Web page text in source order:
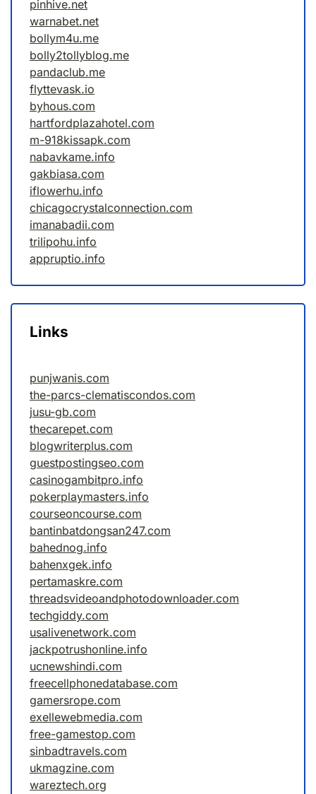
pinhive.net
warnabet.net
bollym4u.me
bolly2tollyblog.me
pandaclub.me
flyttevask.io
byhous.com
hartfordplazahotel.com
m-918kissapk.com
nabavkame.info
gakbiasa.com
iflowerhu.info
chicagocrystalconnection.com
imanabadii.com
trilipohu.info
appruptio.info
Links
punjwanis.com
the-parcs-clematiscondos.com
jusu-gb.com
thecarepet.com
blogwriterplus.com
guestpostingseo.com
casinogambitpro.info
pokerplaymasters.info
courseoncourse.com
bantinbatdongsan247.com
bahednog.info
bahenxgek.info
pertamaskre.com
threadsvideoandphotodownloader.com
techgiddy.com
usalivenetwork.com
jackpotrushonline.info
ucnewshindi.com
freecellphonedatabase.com
gamersrope.com
exellewebmedia.com
free-gamestop.com
sinbadtravels.com
ukmagzine.com
wareztech.org